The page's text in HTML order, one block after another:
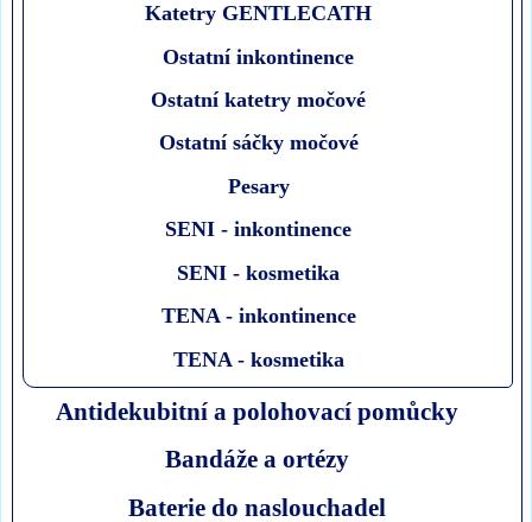
Katetry GENTLECATH
Ostatní inkontinence
Ostatní katetry močové
Ostatní sáčky močové
Pesary
SENI - inkontinence
SENI - kosmetika
TENA - inkontinence
TENA - kosmetika
Antidekubitní a polohovací pomůcky
Bandáže a ortézy
Baterie do naslouchadel